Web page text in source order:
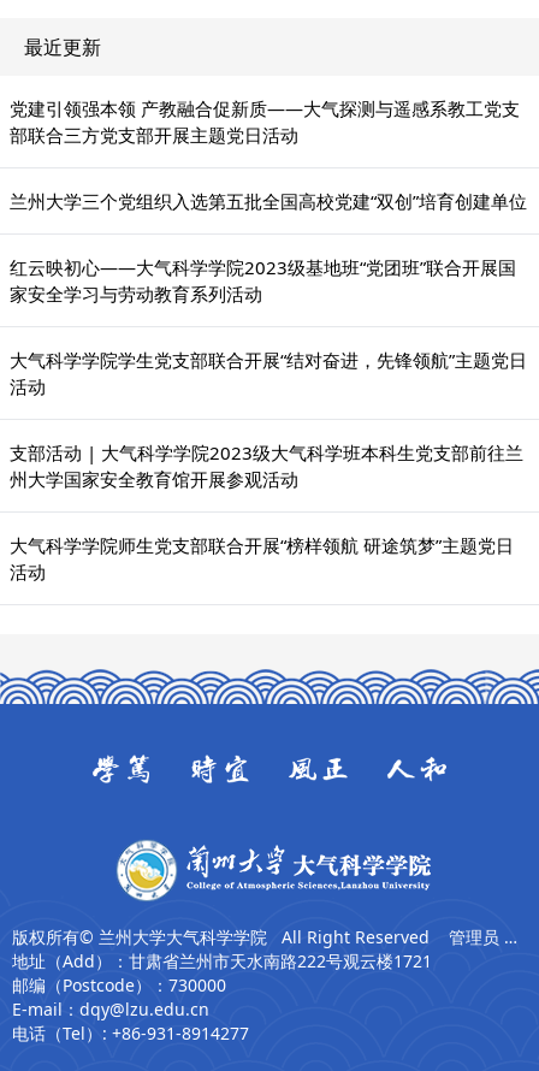
最近更新
党建引领强本领 产教融合促新质——大气探测与遥感系教工党支
部联合三方党支部开展主题党日活动
兰州大学三个党组织入选第五批全国高校党建“双创”培育创建单位
红云映初心——大气科学学院2023级基地班“党团班”联合开展国
家安全学习与劳动教育系列活动
大气科学学院学生党支部联合开展“结对奋进，先锋领航”主题党日
活动
支部活动 | 大气科学学院2023级大气科学班本科生党支部前往兰
州大学国家安全教育馆开展参观活动
大气科学学院师生党支部联合开展“榜样领航 研途筑梦”主题党日
活动
版权所有© 兰州大学大气科学学院 All Right Reserved 管理员 张卫东
地址（Add）：甘肃省兰州市天水南路222号观云楼1721
邮编（Postcode）：730000
E-mail：dqy@lzu.edu.cn
电话（Tel）: +86-931-8914277